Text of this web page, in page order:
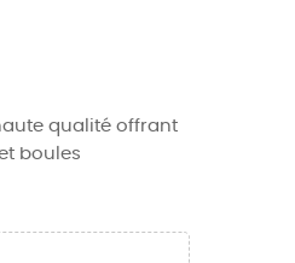
qualité offrant
boules